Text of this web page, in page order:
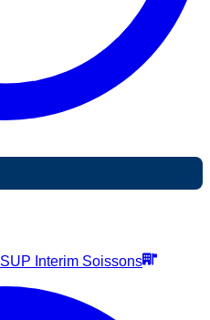
SUP Interim Soissons